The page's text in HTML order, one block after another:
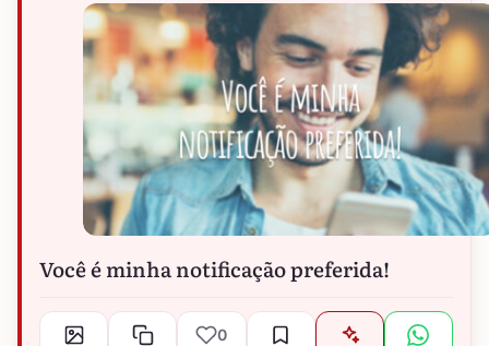
Você é minha notificação preferida!
0